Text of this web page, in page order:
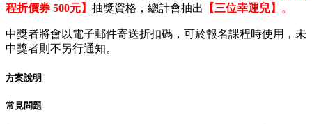
程折價券 500元】 抽獎資格，總計會抽出 【三位幸運兒】 。
中獎者將會以電子郵件寄送折扣碼，可於報名課程時使用，未
中獎者則不另行通知。
方案說明
常見問題